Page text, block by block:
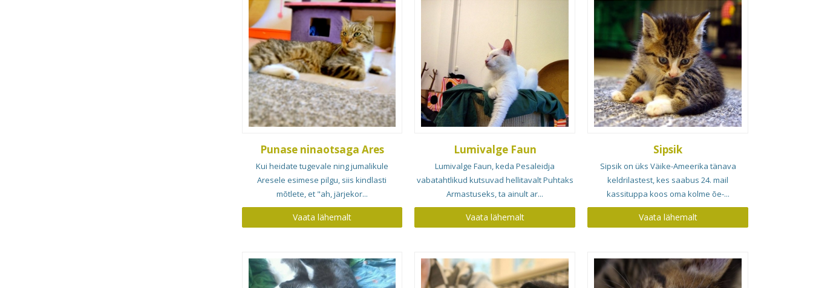
Punase ninaotsaga Ares
Kui heidate tugevale ning jumalikule
Aresele esimese pilgu, siis kindlasti
mõtlete, et "ah, järjekor...
Vaata lähemalt
Lumivalge Faun
Lumivalge Faun, keda Pesaleidja
vabatahtlikud kutsuvad hellitavalt Puhtaks
Armastuseks, ta ainult ar...
Vaata lähemalt
Sipsik
Sipsik on üks Väike-Ameerika tänava
keldrilastest, kes saabus 24. mail
kassituppa koos oma kolme õe-...
Vaata lähemalt